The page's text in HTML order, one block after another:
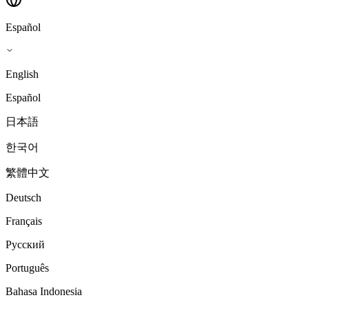
Español
English
Español
日本語
한국어
繁體中文
Deutsch
Français
Русский
Português
Bahasa Indonesia